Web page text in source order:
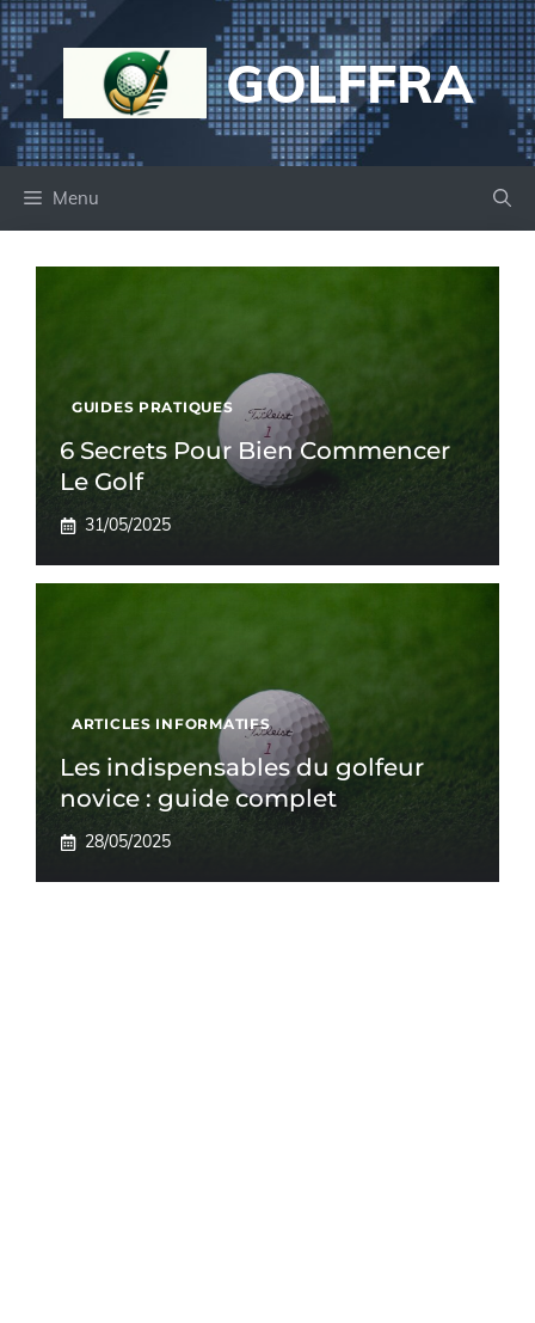
Aller
au
contenu
GOLFFRA
Menu
GUIDES PRATIQUES
6 Secrets Pour Bien Commencer
Le Golf
31/05/2025
ARTICLES INFORMATIFS
Les indispensables du golfeur
novice : guide complet
28/05/2025